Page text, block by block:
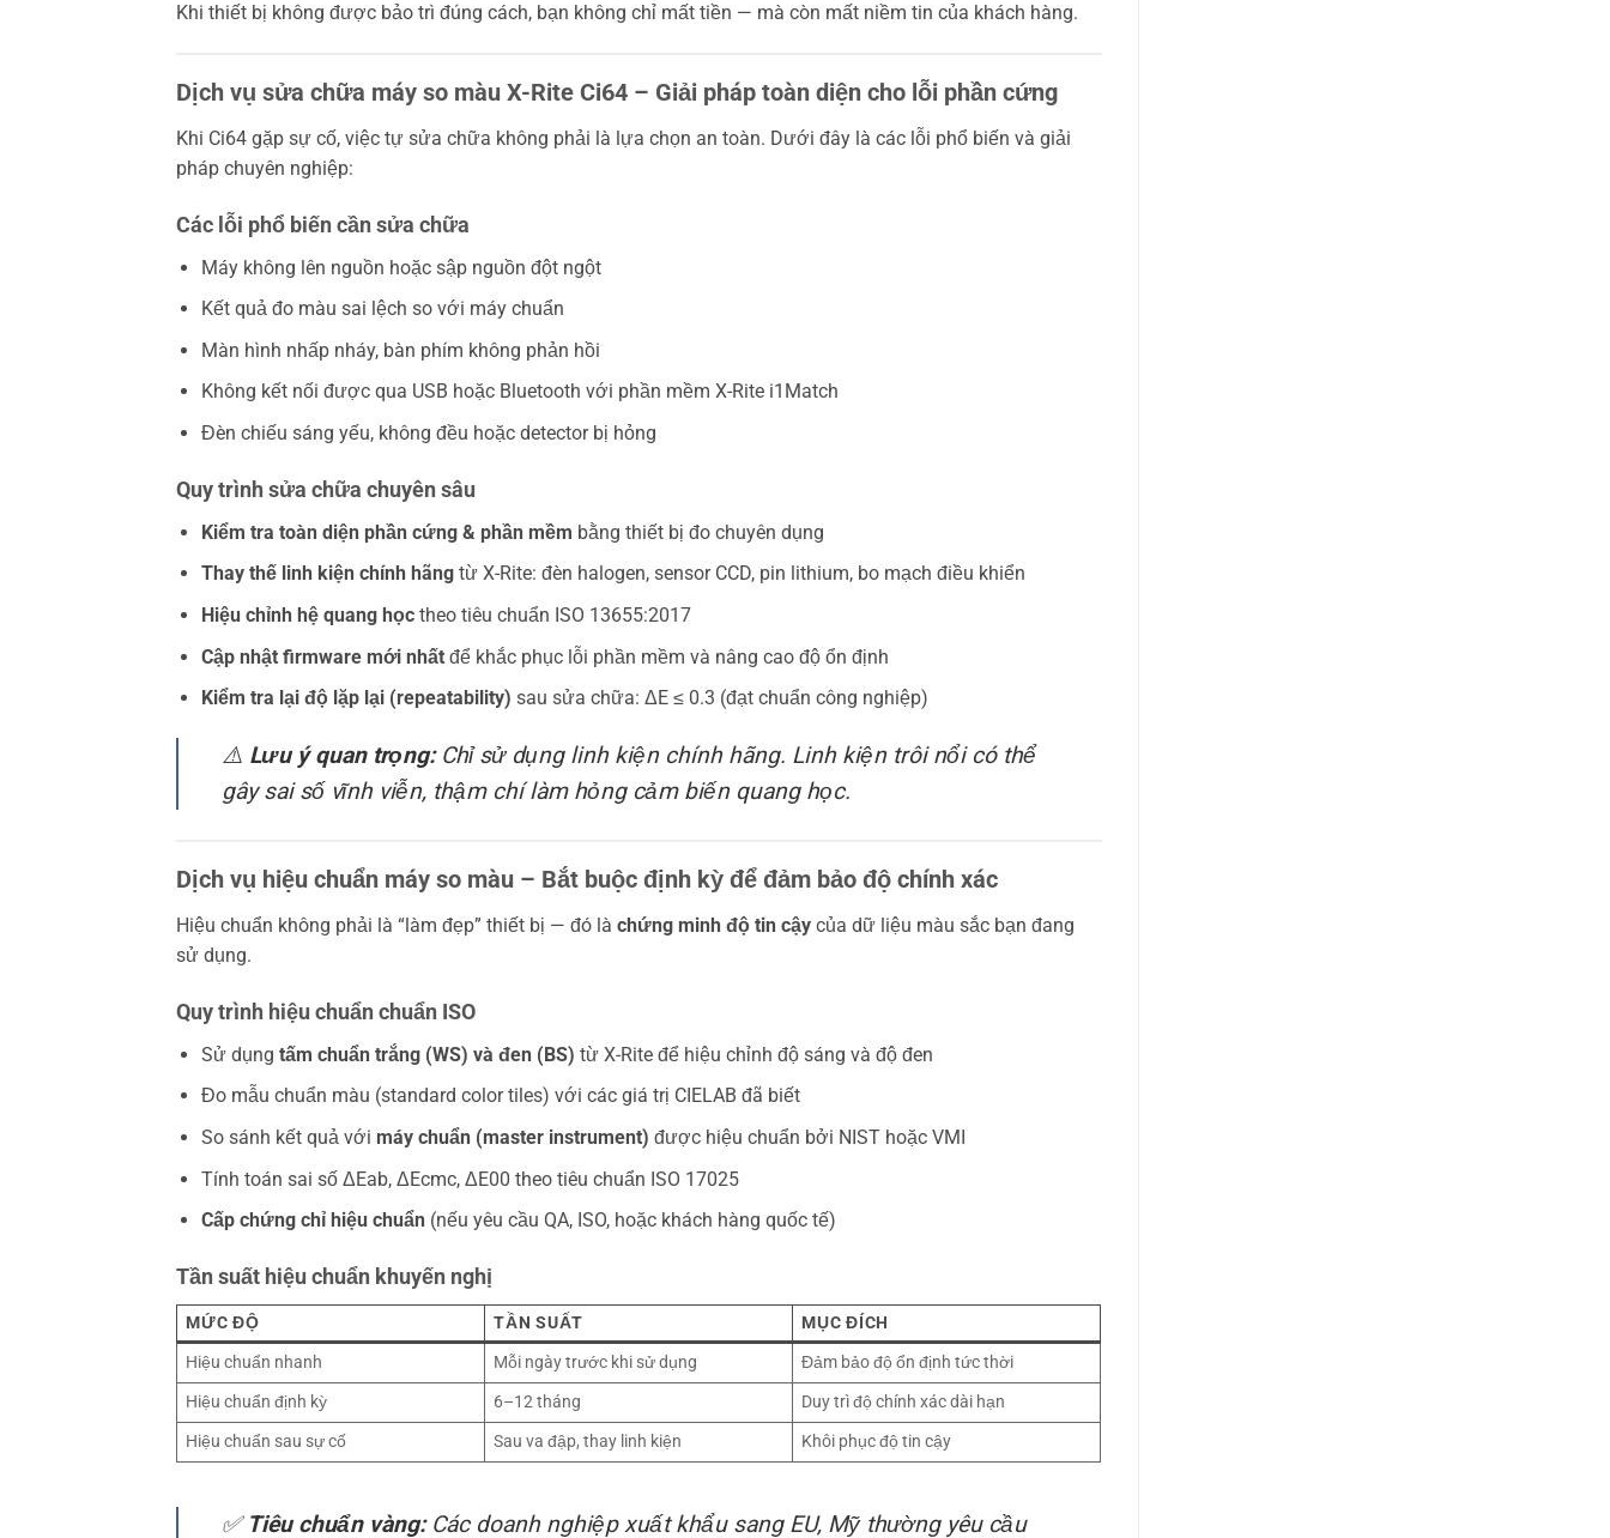
Khi thiết bị không được bảo trì đúng cách, bạn không chỉ mất tiền — mà còn mất niềm tin của khách hàng.
Dịch vụ sửa chữa máy so màu X-Rite Ci64 – Giải pháp toàn diện cho lỗi phần cứng
Khi Ci64 gặp sự cố, việc tự sửa chữa không phải là lựa chọn an toàn. Dưới đây là các lỗi phổ biến và giải
pháp chuyên nghiệp:
Các lỗi phổ biến cần sửa chữa
Máy không lên nguồn hoặc sập nguồn đột ngột
Kết quả đo màu sai lệch so với máy chuẩn
Màn hình nhấp nháy, bàn phím không phản hồi
Không kết nối được qua USB hoặc Bluetooth với phần mềm X-Rite i1Match
Đèn chiếu sáng yếu, không đều hoặc detector bị hỏng
Quy trình sửa chữa chuyên sâu
Kiểm tra toàn diện phần cứng & phần mềm bằng thiết bị đo chuyên dụng
Thay thế linh kiện chính hãngtừ X-Rite: đèn halogen, sensor CCD, pin lithium, bo mạch điều khiển
Hiệu chỉnh hệ quang họctheo tiêu chuẩn ISO 13655:2017
Cập nhật firmware mới nhấtđể khắc phục lỗi phần mềm và nâng cao độ ổn định
Kiểm tra lại độ lặp lại (repeatability) sau sửa chữa: ΔE ≤ 0.3 (đạt chuẩn công nghiệp)
⚠️ Lưu ý quan trọng:Chỉ sử dụng linh kiện chính hãng. Linh kiện trôi nổi có thể
gây sai số vĩnh viễn, thậm chí làm hỏng cảm biến quang học.
Dịch vụ hiệu chuẩn máy so màu – Bắt buộc định kỳ để đảm bảo độ chính xác
Hiệu chuẩn không phải là “làm đẹp” thiết bị — đó là chứng minh độ tin cậy của dữ liệu màu sắc bạn đang
sử dụng.
Quy trình hiệu chuẩn chuẩn ISO
Sử dụng tấm chuẩn trắng (WS) và đen (BS) từ X-Rite để hiệu chỉnh độ sáng và độ đen
Đo mẫu chuẩn màu (standard color tiles) với các giá trị CIELAB đã biết
So sánh kết quả với máy chuẩn (master instrument) được hiệu chuẩn bởi NIST hoặc VMI
Tính toán sai số ΔEab, ΔEcmc, ΔE00 theo tiêu chuẩn ISO 17025
Cấp chứng chỉ hiệu chuẩn (nếu yêu cầu QA, ISO, hoặc khách hàng quốc tế)
Tần suất hiệu chuẩn khuyến nghị
MỨC ĐỘ TẦN SUẤT
MỤC ĐÍCH
Hiệu chuẩn nhanh
Mỗi ngày trước khi sử dụng
Đảm bảo độ ổn định tức thời
Hiệu chuẩn định kỳ
6–12 tháng
Duy trì độ chính xác dài hạn
Hiệu chuẩn sau sự cố
Sau va đập, thay linh kiện Khôi phục độ tin cậy
✅ Tiêu chuẩn vàng:Các doanh nghiệp xuất khẩu sang EU, Mỹ thường yêu cầu